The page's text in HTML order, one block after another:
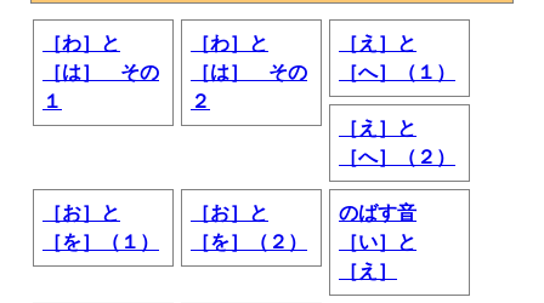
［わ］と
［は］ その
１
［わ］と
［は］ その
２
［え］と
［へ］（１）
［え］と
［へ］（２）
［お］と
［を］（１）
［お］と
［を］（２）
のばす音
［い］と
［え］